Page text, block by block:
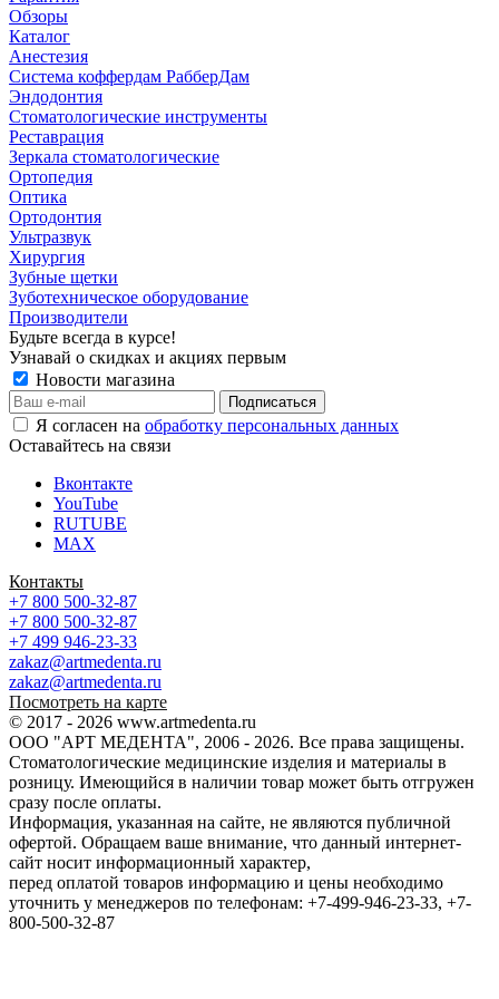
Обзоры
Каталог
Анестезия
Система коффердам РабберДам
Эндодонтия
Стоматологические инструменты
Реставрация
Зеркала стоматологические
Ортопедия
Оптика
Ортодонтия
Ультразвук
Хирургия
Зубные щетки
Зуботехническое оборудование
Производители
Будьте всегда в курсе!
Узнавай о скидках и акциях первым
Новости магазина
Я согласен на обработку персональных данных
Оставайтесь на связи
Вконтакте
YouTube
RUTUBE
MAX
Контакты
+7 800 500-32-87
+7 800 500-32-87
+7 499 946-23-33
zakaz@artmedenta.ru
zakaz@artmedenta.ru
Посмотреть на карте
© 2017 - 2026 www.artmedenta.ru
ООО "АРТ МЕДЕНТА", 2006 - 2026. Все права защищены.
Стоматологические медицинские изделия и материалы в
розницу. Имеющийся в наличии товар может быть отгружен
сразу после оплаты.
Информация, указанная на сайте, не являются публичной
офертой. Обращаем ваше внимание, что данный интернет-
сайт носит информационный характер,
перед оплатой товаров информацию и цены необходимо
уточнить у менеджеров по телефонам: +7-499-946-23-33, +7-
800-500-32-87